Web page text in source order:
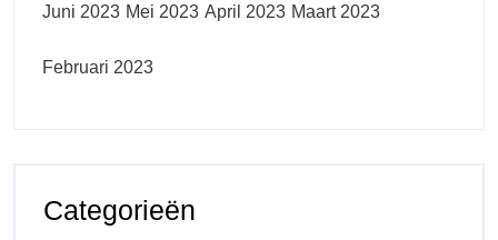
Juni 2023 Mei 2023 April 2023 Maart 2023
Februari 2023
Categorieën